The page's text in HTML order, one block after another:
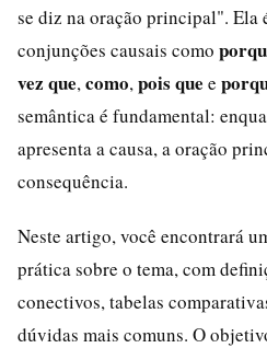
se diz na oração principal". Ela
conjunções causais como
vez que, como, pois que e
semântica é fundamental:
apresenta a causa, a oração
consequência.
Neste artigo, você encontrará
prática sobre o tema, com
conectivos, tabelas
dúvidas mais comuns. O